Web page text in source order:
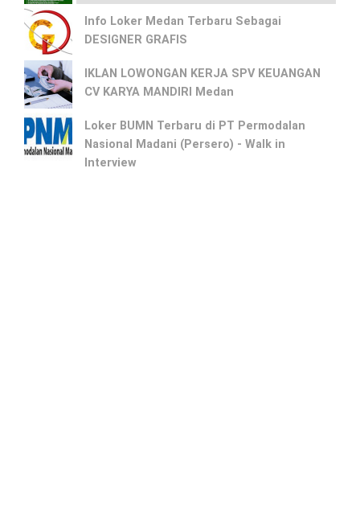
Info Loker Medan Terbaru Sebagai
DESIGNER GRAFIS
IKLAN LOWONGAN KERJA SPV KEUANGAN
CV KARYA MANDIRI Medan
Loker BUMN Terbaru di PT Permodalan
Nasional Madani (Persero) - Walk in
Interview